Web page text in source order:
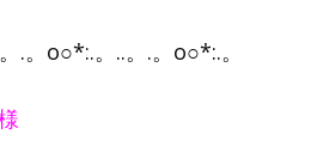
.。o○*:.。..。.。o○*:.。